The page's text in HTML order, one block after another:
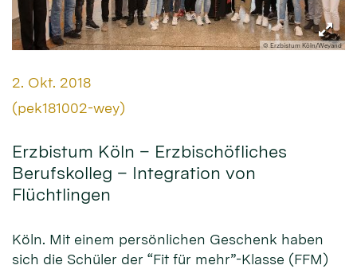
© Erzbistum Köln/Weyand
Datum:
2. Okt. 2018
Von:
(pek181002-wey)
Erzbistum Köln – Erzbischöfliches
Berufskolleg – Integration von
Flüchtlingen
Köln. Mit einem persönlichen Geschenk haben
sich die Schüler der “Fit für mehr”-Klasse (FFM)